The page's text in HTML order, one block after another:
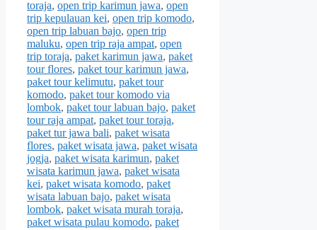
toraja, open trip karimun jawa, open
trip kepulauan kei, open trip komodo,
open trip labuan bajo, open trip
maluku, open trip raja ampat, open
trip toraja, paket karimun jawa, paket
tour flores, paket tour karimun jawa,
paket tour kelimutu, paket tour
komodo, paket tour komodo via
lombok, paket tour labuan bajo, paket
tour raja ampat, paket tour toraja,
paket tur jawa bali, paket wisata
flores, paket wisata jawa, paket wisata
jogja, paket wisata karimun, paket
wisata karimun jawa, paket wisata
kei, paket wisata komodo, paket
wisata labuan bajo, paket wisata
lombok, paket wisata murah toraja,
paket wisata pulau komodo, paket